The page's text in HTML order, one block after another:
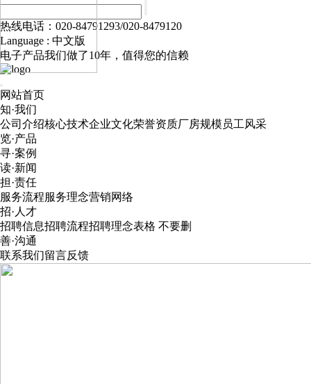
热线电话：020-84791293/020-8479120
Language : 中文版
电子产品我们做了10年，值得您的信赖
网站首页
知·我们
公司介绍核心技术企业文化荣誉资质厂房规模 员工风采
览·产品
寻·案例
读·新闻
担·责任
服务流程服务理念营销网络
招·人才
招聘信息招聘流程招聘理念表格 不要删
善·沟通
联系我们留言反馈